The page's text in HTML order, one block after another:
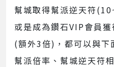
幫城取得幫派逆天符
或是成為鑽石VIP會員
(額外3倍)，都可以與下
幫派倍率、幫城逆天符